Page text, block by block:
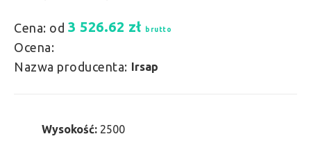
Cena: od 3 526.62 zł brutto
Ocena:
Nazwa producenta: Irsap
Wysokość: 2500